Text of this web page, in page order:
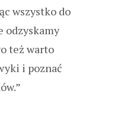
wszystko do
odzyskamy
też warto
i poznać